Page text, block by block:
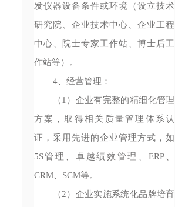
发仪器设备条件或环境（设立技术
研究院、企业技术中心、企业工程
中心、院士专家工作站、博士后工
作站等）。
4、经营管理：
（1）企业有完整的精细化管理
方案，取得相关质量管理体系认
证，采用先进的企业管理方式，如
5S管理、卓越绩效管理、ERP、
CRM、SCM等。
（2）企业实施系统化品牌培育